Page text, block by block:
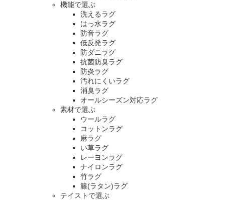
機能で選ぶ
洗えるラグ
はっ水ラグ
防音ラグ
低反発ラグ
防ダニラグ
抗菌防臭ラグ
防炎ラグ
汚れにくいラグ
消臭ラグ
オールシーズン対応ラグ
素材で選ぶ
ウールラグ
コットンラグ
麻ラグ
い草ラグ
レーヨンラグ
ナイロンラグ
竹ラグ
籐(ラタン)ラグ
テイストで選ぶ